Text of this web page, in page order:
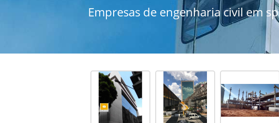
Empresas de engenharia civil em sp